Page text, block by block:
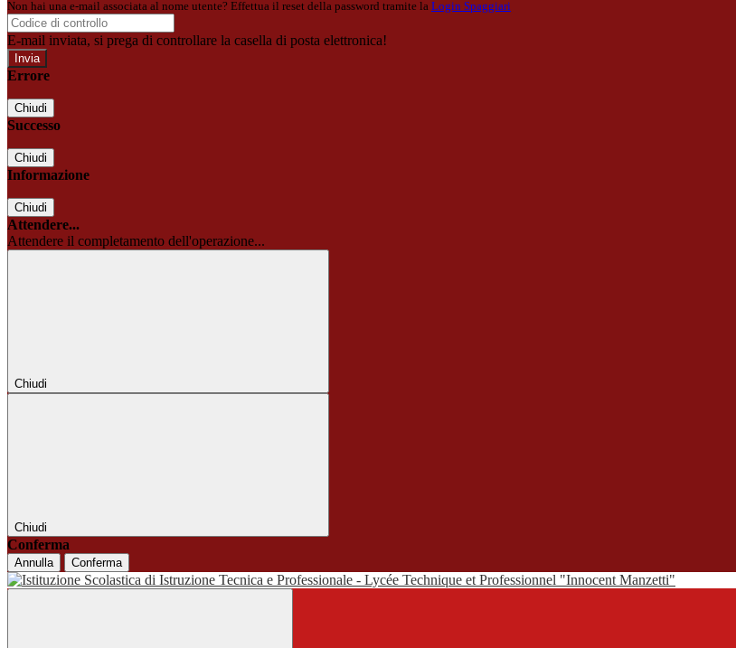
Non hai una e-mail associata al nome utente? Effettua il reset della password tramite la Login Spaggiari
E-mail inviata, si prega di controllare la casella di posta elettronica!
Errore
Chiudi
Successo
Chiudi
Informazione
Chiudi
Attendere...
Attendere il completamento dell'operazione...
Chiudi
Chiudi
Conferma
Annulla Conferma